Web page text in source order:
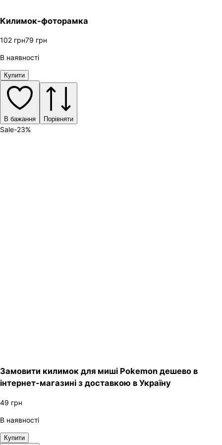
Килимок-фоторамка
102 грн79 грн
В наявності
Купити
В бажання Порівняти
Sale-23%
Замовити килимок для миші Pokemon дешево в
інтернет-магазині з доставкою в Україну
49 грн
В наявності
Купити